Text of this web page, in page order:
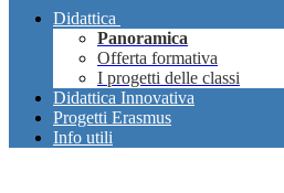
Didattica
Panoramica
Offerta formativa
I progetti delle classi
Didattica Innovativa
Progetti Erasmus
Info utili